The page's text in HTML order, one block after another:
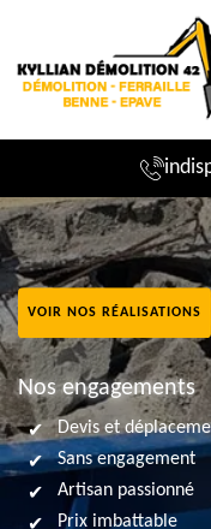
VOIR NOS RÉALISATIONS
Nos engagements
Devis et
Sans engagement
Artisan passionné
Prix imbattable